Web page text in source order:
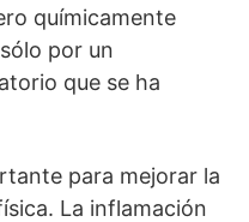
químicamente
por un
que se ha
para mejorar la
La inflamación